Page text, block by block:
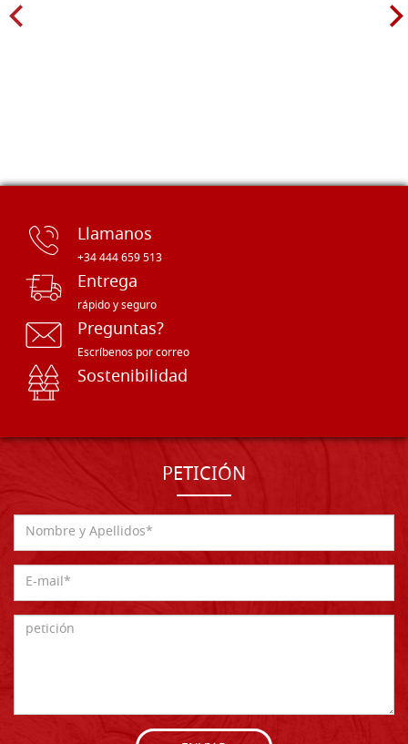
Llamanos
+34 444 659 513
Entrega
rápido y seguro
Preguntas?
Escríbenos por correo
Sostenibilidad
PETICIÓN